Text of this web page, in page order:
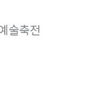
술축전